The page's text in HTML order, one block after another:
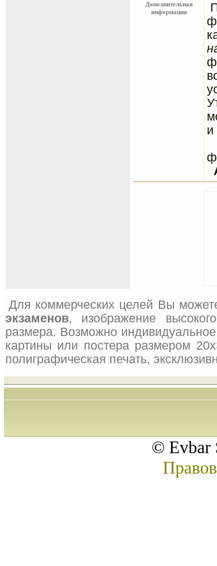
Дополнительная
информация
и
Для коммерческих целей Вы
экзаменов, изображение
размера. Возможно
картины или постера размером
полиграфическая печать,
© Evbar